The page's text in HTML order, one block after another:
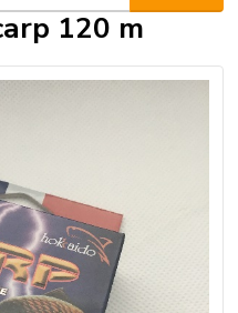
120 m